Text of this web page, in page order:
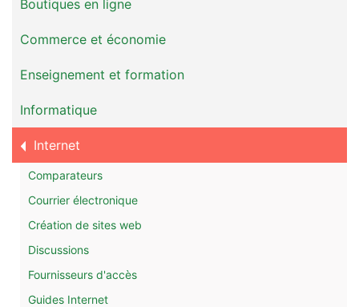
Boutiques en ligne
Commerce et économie
Enseignement et formation
Informatique
Internet
Comparateurs
Courrier électronique
Création de sites web
Discussions
Fournisseurs d'accès
Guides Internet